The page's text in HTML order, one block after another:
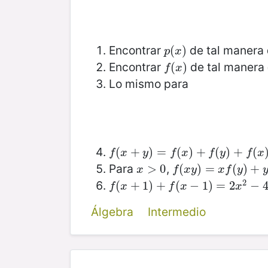
Encontrar p(x)
p(x) de tal
Encontrar f(x)
f(x) de tal manera
Lo mismo para
f(x + y) = f(x) + f(y) + f(x)
f(x+ y) =f (x) +f(y) +f (x)f( y)
Para x > 0
x>0 , f(xy) = x f(y) + y
f(xy)= xf (y )+yf (x)
f(x + 1) + f(x − 1) = 2x2 − 4
f(x+ 1) +f x− 1)= 2x 2−4 x
Álgebra
Intermedio